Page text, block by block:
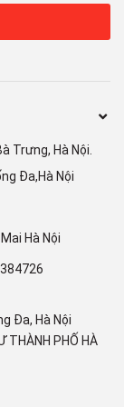
trang bị công
riêng biệt
mùi. Luồng khí
phẩm luôn
cao.
nước
Trưng, Hà Nội.
Đa,Hà Nội
Hà Nội
Đa, Hà Nội
THÀNH PHỐ HÀ